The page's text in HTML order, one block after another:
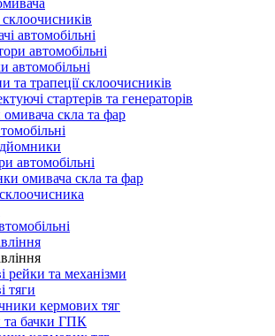
автомобільні
автомобільні
автомобільні
та трапеції склоочисників
стартерів та генераторів
скла та фар
автомобільні
омивача скла та фар
рейки та механізми
тяги
кермових тяг
та бачки ГПК